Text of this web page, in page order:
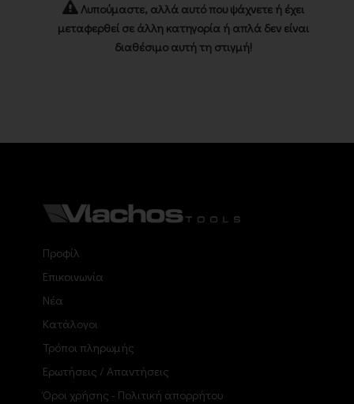
Λυπούμαστε, αλλά αυτό που ψάχνετε ή έχει
μεταφερθεί σε άλλη κατηγορία ή απλά δεν είναι
διαθέσιμο αυτή τη στιγμή!
Προφίλ
Επικοινωνία
Νέα
Κατάλογοι
Τρόποι πληρωμής
Ερωτήσεις / Απαντήσεις
Όροι χρήσης - Πολιτική απορρήτου